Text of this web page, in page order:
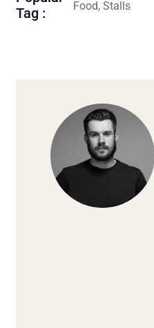
Tag :
Food, Stalls